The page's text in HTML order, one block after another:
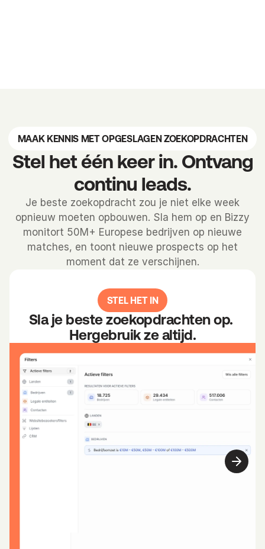
MAAK KENNIS MET OPGESLAGEN ZOEKOPDRACHTEN
Stel het één keer in. Ontvang
continu leads.
Je beste zoekopdracht zou je niet elke week
opnieuw moeten opbouwen. Sla hem op en Bizzy
monitort 50M+ Europese bedrijven op nieuwe
matches, en toont nieuwe prospects op het
moment dat ze verschijnen.
STEL HET IN
Sla je beste zoekopdrachten op.
Hergebruik ze altijd.